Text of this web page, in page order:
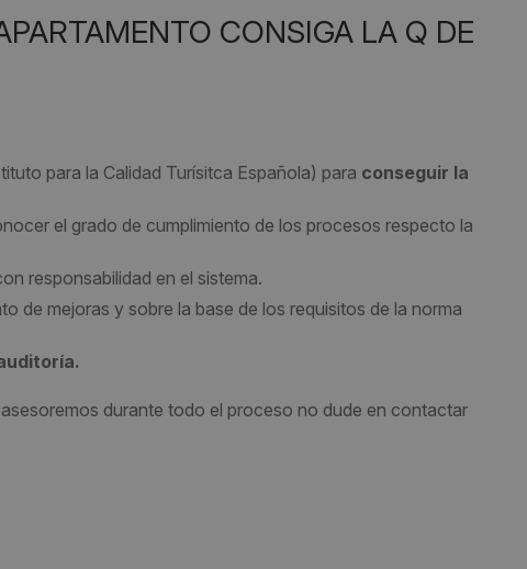
CONSIGA LA Q DE
para la Calidad Turísitca Española) para conseguir la
el grado de cumplimiento de los procesos respecto la
responsabilidad en el sistema.
de mejoras y sobre la base de los requisitos de la norma
durante todo el proceso no dude en contactar